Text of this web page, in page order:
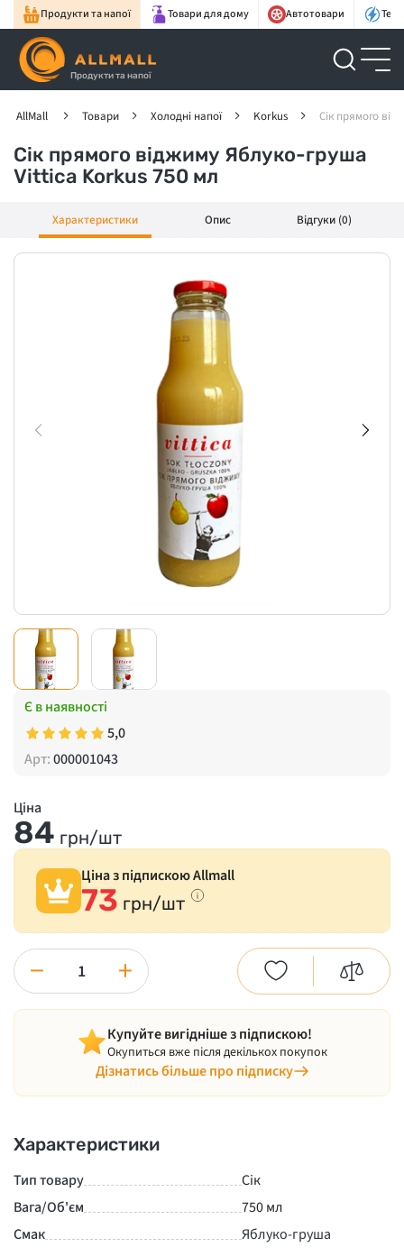
Продукти та напої Товари для дому Автотовари
Продукти та напої
AllMall Товари Холодні напої Korkus Сік прямого
Сік прямого віджиму Яблуко-груша
Vittica Korkus 750 мл
Характеристики Опис Відгуки (0)
Є в наявності
5,0
Арт:000001043
Ціна
84 грн/шт
Ціна з підпискою Allmall
73 грн/шт
− +
Купуйте вигідніше з підпискою!
Окупиться вже після декількох покупок
Дізнатись більше про підписку
Характеристики
Тип товару
Сік
Вага/Об'єм
750 мл
Смак
Яблуко-груша